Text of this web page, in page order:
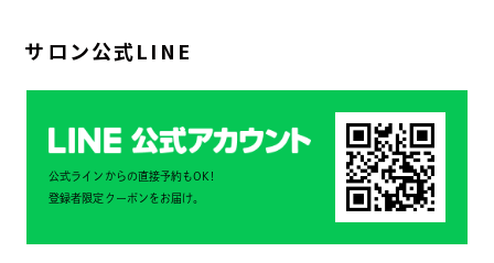
サロン公式LINE
公式ラインからの直接予約もOK!
登録者限定クーポンをお届け。